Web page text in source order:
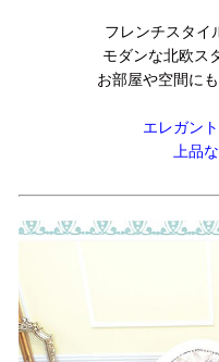
フレンチスタイ
モダンな北欧ス
お部屋や空間に
エレガン
上品